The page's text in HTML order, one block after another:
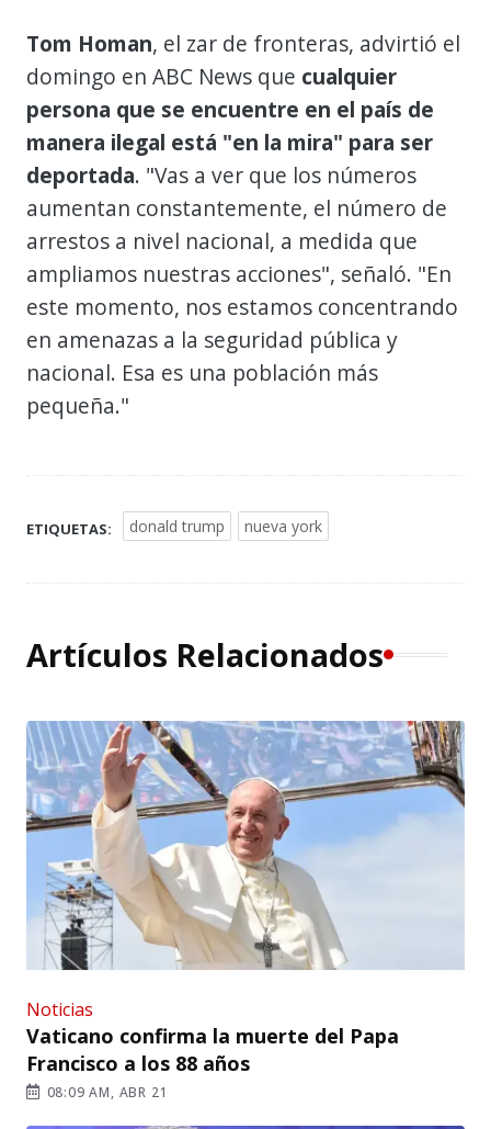
Tom Homan, el zar de fronteras, advirtió el
domingo en ABC News que cualquier
persona que se encuentre en el país de
manera ilegal está "en la mira" para ser
deportada. "Vas a ver que los números
aumentan constantemente, el número de
arrestos a nivel nacional, a medida que
ampliamos nuestras acciones", señaló. "En
este momento, nos estamos concentrando
en amenazas a la seguridad pública y
nacional. Esa es una población más
pequeña."
ETIQUETAS: donald trump nueva york
Artículos Relacionados
Noticias
Vaticano confirma la muerte del Papa
Francisco a los 88 años
08:09 AM, ABR 21